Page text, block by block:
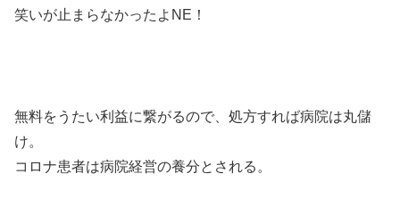
笑いが止まらなかったよNE！
無料をうたい利益に繋がるので、処方すれば病院は丸儲
け。
コロナ患者は病院経営の養分とされる。